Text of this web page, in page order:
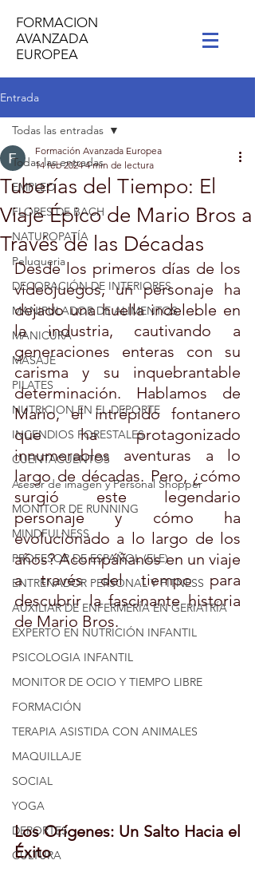
FORMACION
AVANZADA
EUROPEA
Entrada
Todas las entradas
EMPLEO
FLORES DE BACH
NATUROPATÍA
Peluqueria
DECORACIÓN DE INTERIORES
MANIPULADOR DE ALIMENTOS
MANICURA
MASAJE
PILATES
NUTRICION EN EL DEPORTE
INCENDIOS FORESTALES
CUENTACUENTOS
Asesor de imagen y Personal Shopper
MONITOR DE RUNNING
MINDFULNESS
PROFESOR DE ESPAÑOL (ELE)
ENTRENADOR PERSONAL Y FITNESS
AUXILIAR DE ENFERMERÍA EN GERIATRÍA
EXPERTO EN NUTRICIÓN INFANTIL
PSICOLOGIA INFANTIL
MONITOR DE OCIO Y TIEMPO LIBRE
FORMACIÓN
TERAPIA ASISTIDA CON ANIMALES
MAQUILLAJE
SOCIAL
YOGA
DEPORTES
CULTURA
Todas las entradas
Tuberías del Tiempo: El
Viaje Épico de Mario Bros a
Través de las Décadas
Formación Avanzada Europea
14 feb 2024 4 min de lectura
Desde los primeros días de los
videojuegos, un personaje ha
dejado una huella indeleble en
la industria, cautivando a
generaciones enteras con su
carisma y su inquebrantable
determinación. Hablamos de
Mario, el intrépido fontanero
que ha protagonizado
innumerables aventuras a lo
largo de décadas. Pero, ¿cómo
surgió este legendario
personaje y cómo ha
evolucionado a lo largo de los
años? Acompáñanos en un viaje
a través del tiempo para
descubrir la fascinante historia
de Mario Bros.
Los Orígenes: Un Salto Hacia el
Éxito